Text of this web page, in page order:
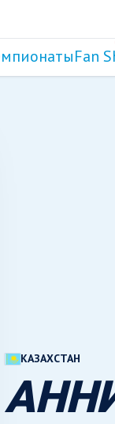
Fan
КАЗАХСТАН